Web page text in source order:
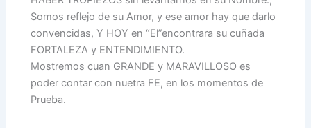
Somos reflejo de su Amor, y ese amor hay que darlo
convencidas, Y HOY en “El”encontrara su cuñada
FORTALEZA y ENTENDIMIENTO.
Mostremos cuan GRANDE y MARAVILLOSO es
poder contar con nuetra FE, en los momentos de
Prueba.